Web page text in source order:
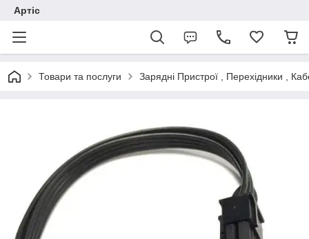
Артіс
Товари та послуги Зарядні Пристрої , Перехідники ,